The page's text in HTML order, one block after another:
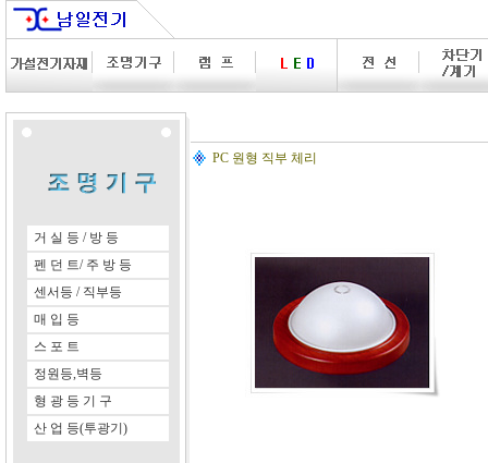
거 실 등 / 방 등
펜 던 트/ 주 방 등
센서등 / 직부등
매 입 등
스 포 트
정원등,벽등
형 광 등 기 구
산 업 등(투광기)
PC 원형 직부 체리